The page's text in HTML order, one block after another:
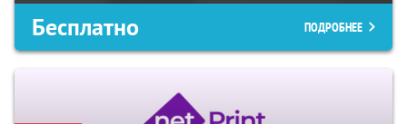
Бесплатно ПОДРОБНЕЕ